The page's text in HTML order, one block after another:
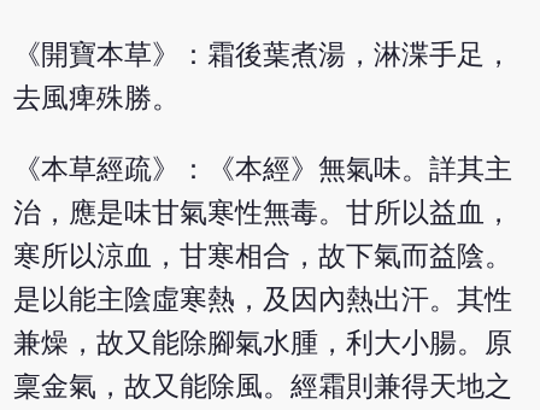
《開寶本草》：霜後葉煮湯，淋渫手足，
去風痺殊勝。
《本草經疏》：《本經》無氣味。詳其主
治，應是味甘氣寒性無毒。甘所以益血，
寒所以涼血，甘寒相合，故下氣而益陰。
是以能主陰虛寒熱，及因內熱出汗。其性
兼燥，故又能除腳氣水腫，利大小腸。原
稟金氣，故又能除風。經霜則兼得天地之